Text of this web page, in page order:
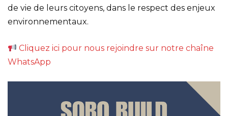
de vie de leurs citoyens, dans le respect des enjeux
environnementaux.
Cliquez ici pour nous rejoindre sur notre chaîne
WhatsApp